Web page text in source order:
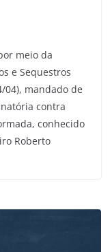
meio da
e Sequestros
04), mandado de
contra
conhecido
Roberto